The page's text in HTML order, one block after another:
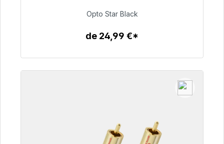
93,00 €
Opto Star Black
de 24,99 €*